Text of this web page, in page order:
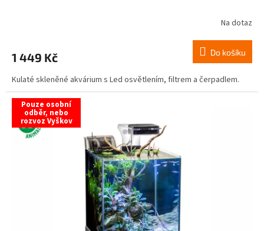
Na dotaz
1 449 Kč Do košíku
Kulaté skleněné akvárium s Led osvětlením, filtrem a čerpadlem.
Pouze osobní
odběr, nebo
rozvoz Vyškov